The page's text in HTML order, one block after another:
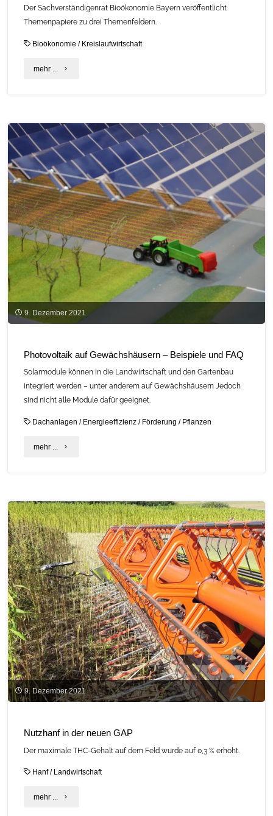
Der Sachverständigenrat Bioökonomie Bayern veröffentlicht
Themenpapiere zu drei Themenfeldern.
Bioökonomie / Kreislaufwirtschaft
mehr ... "Handlungsempfehlungen
Themen
Gentechnik,
Biopolymere
und
Forst-
Holz"
9. Dezember 2021
Photovoltaik auf Gewächshäusern – Beispiele und FAQ
Solarmodule können in die Landwirtschaft und den Gartenbau
integriert werden – unter anderem auf Gewächshäusern Jedoch
sind nicht alle Module dafür geeignet.
Dachanlagen / Energieeffizienz / Förderung / Pflanzen
mehr ... "Photovoltaik
–
Beispiele
und
FAQ"
9. Dezember 2021
Nutzhanf in der neuen GAP
Der maximale THC-Gehalt auf dem Feld wurde auf 0,3 % erhöht.
Hanf/ Landwirtschaft
mehr ... "Nutzhanf